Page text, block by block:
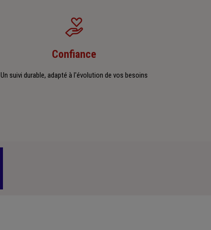
Confiance
Un suivi durable, adapté à l'évolution de vos besoins